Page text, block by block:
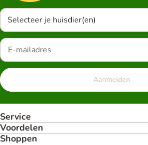
Selecteer je huisdier(en)
Aanmelden
Service
Voordelen
Shoppen